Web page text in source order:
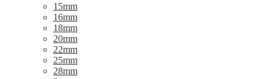
15mm
16mm
18mm
20mm
22mm
25mm
28mm